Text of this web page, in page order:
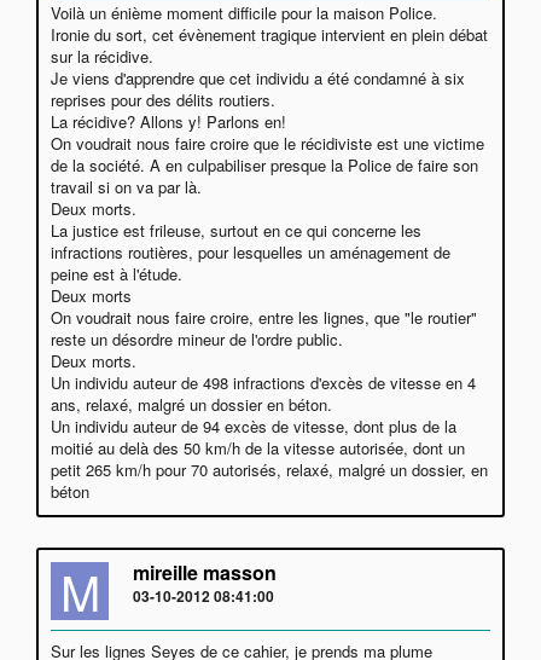
Voilà un énième moment difficile pour la maison Police.
Ironie du sort, cet évènement tragique intervient en plein débat
sur la récidive.
Je viens d'apprendre que cet individu a été condamné à six
reprises pour des délits routiers.
La récidive? Allons y! Parlons en!
On voudrait nous faire croire que le récidiviste est une victime
de la société. A en culpabiliser presque la Police de faire son
travail si on va par là.
Deux morts.
La justice est frileuse, surtout en ce qui concerne les
infractions routières, pour lesquelles un aménagement de
peine est à l'étude.
Deux morts
On voudrait nous faire croire, entre les lignes, que "le routier"
reste un désordre mineur de l'ordre public.
Deux morts.
Un individu auteur de 498 infractions d'excès de vitesse en 4
ans, relaxé, malgré un dossier en béton.
Un individu auteur de 94 excès de vitesse, dont plus de la
moitié au delà des 50 km/h de la vitesse autorisée, dont un
petit 265 km/h pour 70 autorisés, relaxé, malgré un dossier, en
béton
M mireille masson
03-10-2012 08:41:00
Sur les lignes Seyes de ce cahier, je prends ma plume